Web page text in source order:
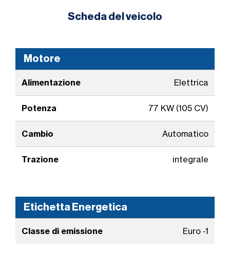
Scheda del veicolo
Motore
Alimentazione Elettrica
Potenza 77 KW (105 CV)
Cambio Automatico
Trazione integrale
Etichetta Energetica
Classe di emissione Euro -1